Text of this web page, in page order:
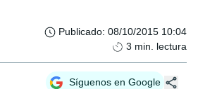
Publicado: 08/10/2015 10:04
3 min. lectura
Síguenos en Google